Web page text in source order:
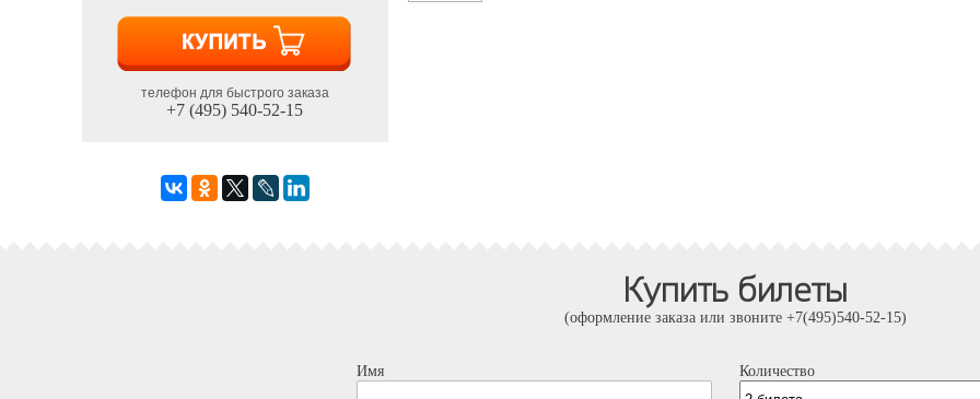
телефон для быстрого заказа
+7 (495) 540-52-15
Купить билеты
(оформление заказа или звоните +7(495)540-52-15)
Имя Количество